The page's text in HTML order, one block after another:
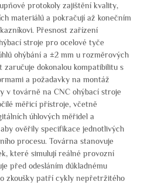
protokoly zajištění kvality,
materiálů a pokračují až konečním
Přesnost zařízení
stroje pro ocelové tyče
ohýbání a ±2 mm u rozměrových
dokonalou kompatibilitu s
a požadavky na montáž
v továrně na CNC ohýbací stroje
měřicí přístroje, včetně
úhlových měřidel a
ověřily specifikace jednotlivých
procesu. Továrna stanovuje
které simulují reálné provozní
před odesláním důkladnému
zkoušky patří cykly nepřetržitého